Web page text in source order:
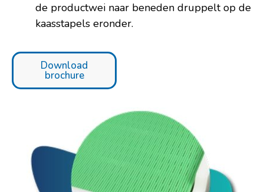
de productwei naar beneden druppelt op de
kaasstapels eronder.
Download
brochure